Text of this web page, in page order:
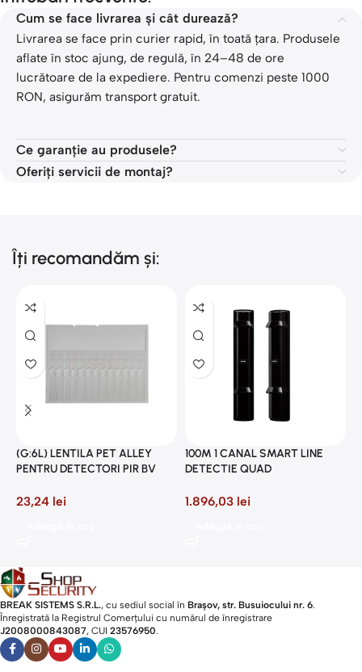
Cum se face livrarea și cât durează?
Livrarea se face prin curier rapid, în toată țara. Produsele
aflate în stoc ajung, de regulă, în 24–48 de ore
lucrătoare de la expediere. Pentru comenzi peste 1000
RON, asigurăm transport gratuit.
Ce garanție au produsele?
Oferiți servicii de montaj?
Îți recomandăm și:
(G:6L) LENTILA PET ALLEY
PENTRU DETECTORI PIR BV
23,24 lei
100M 1 CANAL SMART LINE
DETECTIE QUAD
1.896,03 lei
BREAK SISTEMS S.R.L., cu sediul social în Brașov, str. Busuiocului nr. 6.
Înregistrată la Registrul Comerțului cu numărul de înregistrare
J2008000843087, CUI 23576950.​